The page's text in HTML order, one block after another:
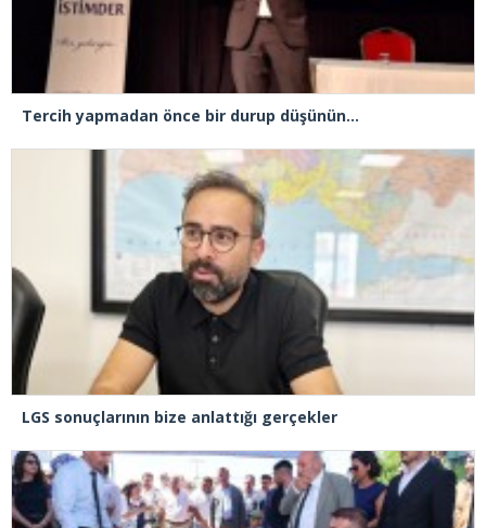
Tercih yapmadan önce bir durup düşünün…
LGS sonuçlarının bize anlattığı gerçekler